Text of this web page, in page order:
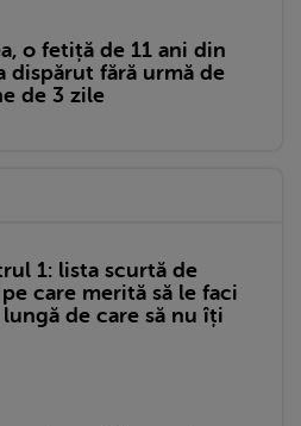
o fetiță de 11 ani din
dispărut fără urmă de
de 3 zile
1: lista scurtă de
care merită să le faci
de care să nu îți